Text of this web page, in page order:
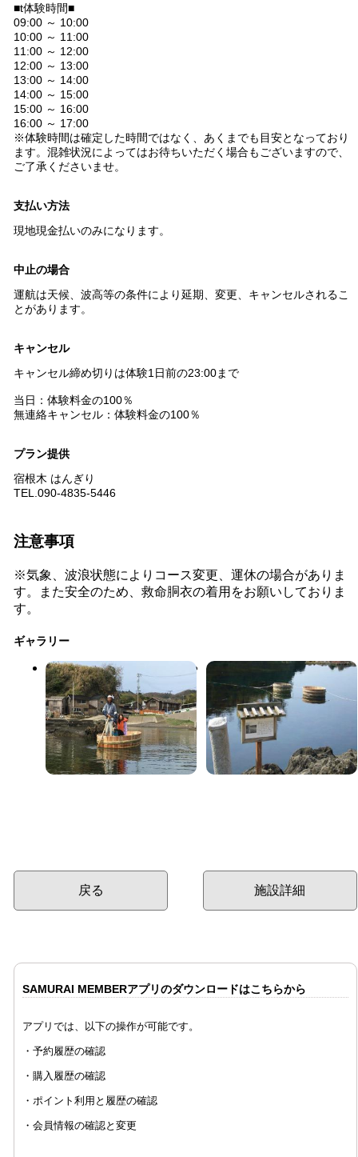
■t体験時間■
09:00 ～ 10:00
10:00 ～ 11:00
11:00 ～ 12:00
12:00 ～ 13:00
13:00 ～ 14:00
14:00 ～ 15:00
15:00 ～ 16:00
16:00 ～ 17:00
※体験時間は確定した時間ではなく、あくまでも目安となっており
ます。混雑状況によってはお待ちいただく場合もございますので、
ご了承くださいませ。
支払い方法
現地現金払いのみになります。
中止の場合
運航は天候、波高等の条件により延期、変更、キャンセルされるこ
とがあります。
キャンセル
キャンセル締め切りは体験1日前の23:00まで
当日：体験料金の100％
無連絡キャンセル：体験料金の100％
プラン提供
宿根木 はんぎり
TEL.090-4835-5446
注意事項
※気象、波浪状態によりコース変更、運休の場合がありま
す。また安全のため、救命胴衣の着用をお願いしておりま
す。
ギャラリー
戻る 施設詳細
SAMURAI MEMBERアプリのダウンロードはこちらから
アプリでは、以下の操作が可能です。
・予約履歴の確認
・購入履歴の確認
・ポイント利用と履歴の確認
・会員情報の確認と変更